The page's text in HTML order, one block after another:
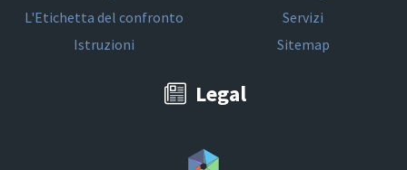
L'Etichetta del confronto
Istruzioni
Servizi
Sitemap
Legal